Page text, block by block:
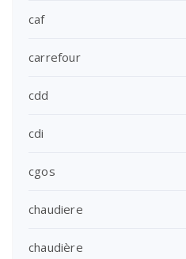
caf
carrefour
cdd
cdi
cgos
chaudiere
chaudière